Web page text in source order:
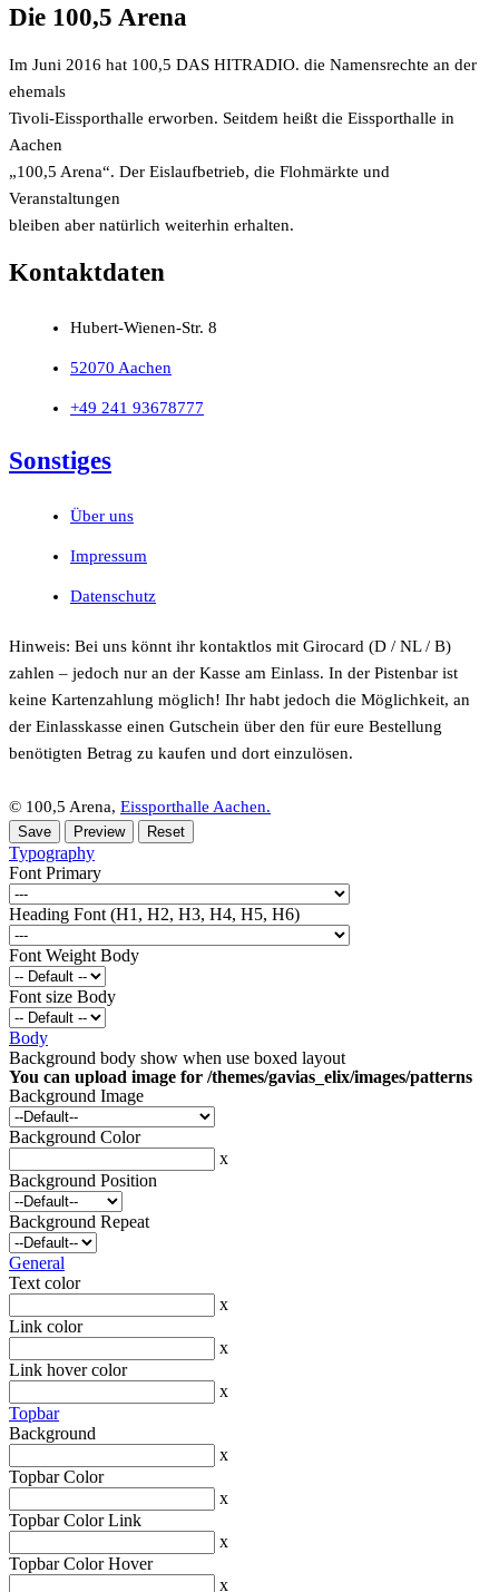
Die 100,5 Arena
Im Juni 2016 hat 100,5 DAS HITRADIO. die Namensrechte an der
ehemals
Tivoli-Eissporthalle erworben. Seitdem heißt die Eissporthalle in
Aachen
„100,5 Arena“. Der Eislaufbetrieb, die Flohmärkte und
Veranstaltungen
bleiben aber natürlich weiterhin erhalten.
Kontaktdaten
Hubert-Wienen-Str. 8
52070 Aachen
+49 241 93678777
Sonstiges
Über uns
Impressum
Datenschutz
Hinweis: Bei uns könnt ihr kontaktlos mit Girocard (D / NL / B)
zahlen – jedoch nur an der Kasse am Einlass. In der Pistenbar ist
keine Kartenzahlung möglich! Ihr habt jedoch die Möglichkeit, an
der Einlasskasse einen Gutschein über den für eure Bestellung
benötigten Betrag zu kaufen und dort einzulösen.
© 100,5 Arena, Eissporthalle Aachen.
Typography
Font Primary
Heading Font (H1, H2, H3, H4, H5, H6)
Font Weight Body
Font size Body
Body
Background body show when use boxed layout
You can upload image for /themes/gavias_elix/images/patterns
Background Image
Background Color
x
Background Position
Background Repeat
General
Text color
x
Link color
x
Link hover color
x
Topbar
Background
x
Topbar Color
x
Topbar Color Link
x
Topbar Color Hover
x